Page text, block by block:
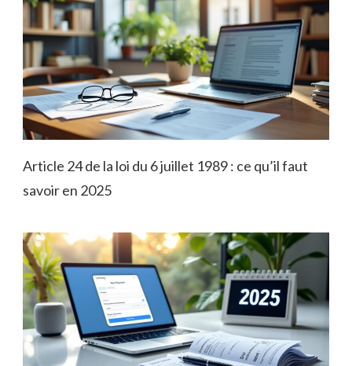
Article 24 de la loi du 6 juillet 1989 : ce qu’il faut
savoir en 2025